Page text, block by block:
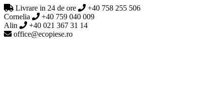
Livrare in 24 de ore
+40 758 255 506
Cornelia
+40 759 040 009
Alin
+40 021 367 31 14
office@ecopiese.ro